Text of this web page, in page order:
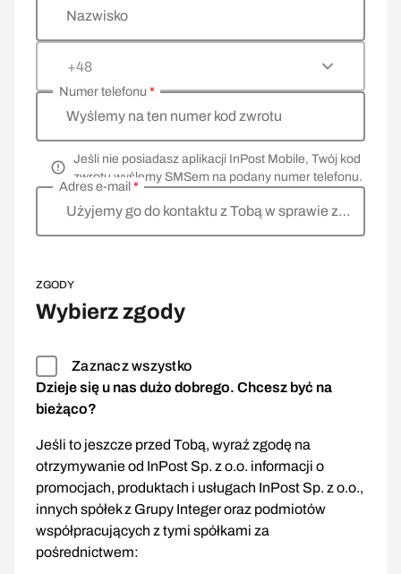
Nazwisko
+48
Wyślemy na ten numer kod zwrotu
Numer telefonu *
Jeśli nie posiadasz aplikacji InPost Mobile, Twój kod
zwrotu wyślemy SMSem na podany numer telefonu.
Użyjemy go do kontaktu z Tobą w sprawie zwrotu
Adres e-mail *
ZGODY
Wybierz zgody
Zaznacz wszystko
Dzieje się u nas dużo dobrego. Chcesz być na
bieżąco?
Jeśli to jeszcze przed Tobą, wyraź zgodę na
otrzymywanie od InPost Sp. z o.o. informacji o
promocjach, produktach i usługach InPost Sp. z o.o.,
innych spółek z Grupy Integer oraz podmiotów
współpracujących z tymi spółkami za
pośrednictwem: